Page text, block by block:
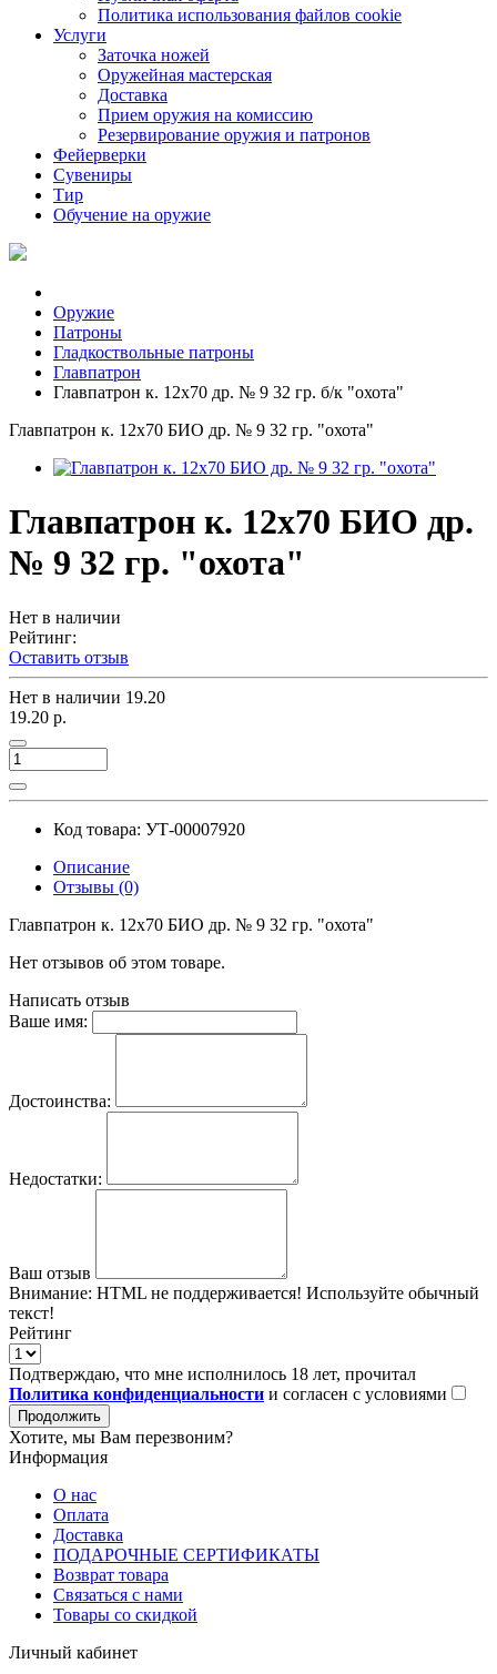
Политика использования файлов cookie
Услуги
Заточка ножей
Оружейная мастерская
Доставка
Прием оружия на комиссию
Резервирование оружия и патронов
Фейерверки
Сувениры
Тир
Обучение на оружие
Оружие
Патроны
Гладкоствольные патроны
Главпатрон
Главпатрон к. 12х70 др. № 9 32 гр. б/к "охота"
Главпатрон к. 12х70 БИО др. № 9 32 гр. "охота"
Главпатрон к. 12х70 БИО др.
№ 9 32 гр. "охота"
Нет в наличии
Рейтинг:
Оставить отзыв
Нет в наличии 19.20
19.20 р.
Код товара: УТ-00007920
Описание
Отзывы (0)
Главпатрон к. 12х70 БИО др. № 9 32 гр. "охота"
Нет отзывов об этом товаре.
Написать отзыв
Ваше имя:
Достоинства:
Недостатки:
Ваш отзыв
Внимание: HTML не поддерживается! Используйте обычный
текст!
Рейтинг
Подтверждаю, что мне исполнилось 18 лет, прочитал
Политика конфиденциальности и согласен с условиями
Продолжить
Хотите, мы Вам перезвоним?
Информация
О нас
Оплата
Доставка
ПОДАРОЧНЫЕ СЕРТИФИКАТЫ
Возврат товара
Связаться с нами
Товары со скидкой
Личный кабинет